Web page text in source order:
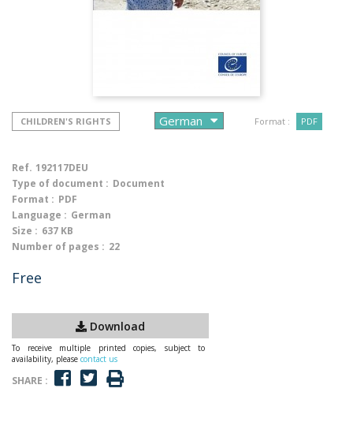
CHILDREN'S RIGHTS Format : PDF
Ref. 192117DEU
Type of document : Document
Format : PDF
Language : German
Size : 637 KB
Number of pages : 22
Free
Download
To receive multiple printed copies, subject to
availability, please contact us
SHARE :